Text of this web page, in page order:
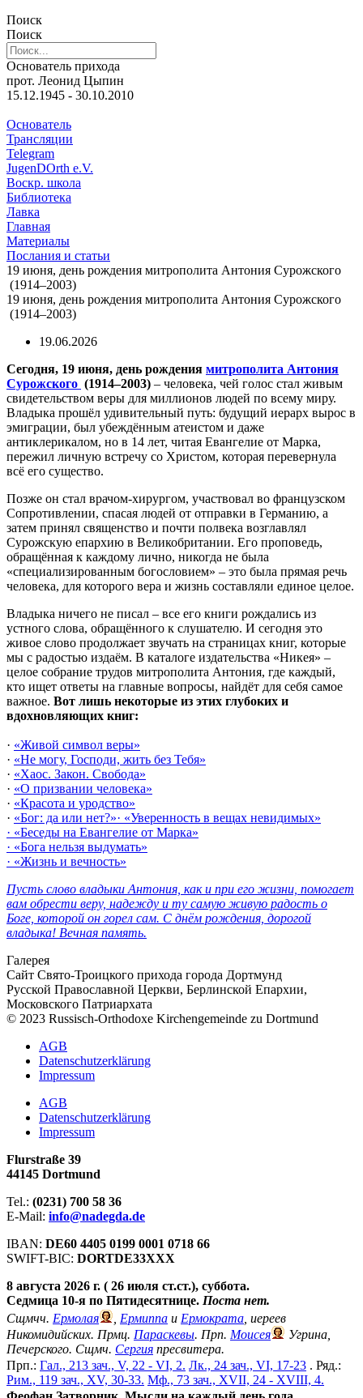
Поиск
Поиск
Основатель прихода
прот. Леонид Цыпин
15.12.1945 - 30.10.2010
Основатель
Трансляции
Telegram
JugenDOrth e.V.
Воскр. школа
Библиотека
Лавка
Главная
Материалы
Послания и статьи
19 июня, день рождения митрополита Антония Сурожского
(1914–2003)
19 июня, день рождения митрополита Антония Сурожского
(1914–2003)
19.06.2026
Сегодня, 19 июня, день рождения митрополита Антония
Сурожского (1914–2003) – человека, чей голос стал живым
свидетельством веры для миллионов людей по всему миру.
Владыка прошёл удивительный путь: будущий иерарх вырос в
эмиграции, был убеждённым атеистом и даже
антиклерикалом, но в 14 лет, читая Евангелие от Марка,
пережил личную встречу со Христом, которая перевернула
всё его существо.
Позже он стал врачом-хирургом, участвовал во французском
Сопротивлении, спасая людей от отправки в Германию, а
затем принял священство и почти полвека возглавлял
Сурожскую епархию в Великобритании. Его проповедь,
обращённая к каждому лично, никогда не была
«специализированным богословием» – это была прямая речь
человека, для которого вера и жизнь составляли единое целое.
Владыка ничего не писал – все его книги рождались из
устного слова, обращённого к слушателю. И сегодня это
живое слово продолжает звучать на страницах книг, которые
мы с радостью издаём. В каталоге издательства «Никея» –
целое собрание трудов митрополита Антония, где каждый,
кто ищет ответы на главные вопросы, найдёт для себя самое
важное. Вот лишь некоторые из этих глубоких и
вдохновляющих книг:
· «Живой символ веры»
· «Не могу, Господи, жить без Тебя»
· «Хаос. Закон. Свобода»
· «О призвании человека»
· «Красота и уродство»
· «Бог: да или нет?»· «Уверенность в вещах невидимых»
· «Беседы на Евангелие от Марка»
· «Бога нельзя выдумать»
· «Жизнь и вечность»
Пусть слово владыки Антония, как и при его жизни, помогает
вам обрести веру, надежду и ту самую живую радость о
Боге, которой он горел сам. С днём рождения, дорогой
владыка! Вечная память.
Галерея
Сайт Свято-Троицкого прихода города Дортмунд
Русской Православной Церкви, Берлинской Епархии,
Московского Патриархата
© 2023 Russisch-Orthodoxe Kirchengemeinde zu Dortmund
АGB
Datenschutzerklärung
Impressum
АGB
Datenschutzerklärung
Impressum
Flurstraße 39
44145 Dortmund
Tel.: (0231) 700 58 36
E-Mail: info@nadegda.de
IBAN: DE60 4405 0199 0001 0718 66
SWIFT-BIC: DORTDE33XXX
8 августа 2026 г. ( 26 июля ст.ст.), суббота.
Седмица 10-я по Пятидесятнице. Поста нет.
Сщмчч. Ермолая Ермиппа и Ермократа , иереев
Никомидийских. Прмц. Параскевы. Прп. Моисея
Угрина,
Печерского. Сщмч. Сергия пресвитера.
Прп.: Гал., 213 зач., V, 22 - VI, 2. Лк., 24 зач., VI, 17-23 . Ряд.:
Рим., 119 зач., XV, 30-33. Мф., 73 зач., XVII, 24 - XVIII, 4.